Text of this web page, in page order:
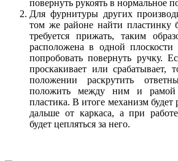
повернуть рукоять в нормальное
Для фурнитуры других
том же районе найти пластинку
требуется прижать, таким
расположена в одной
попробовать повернуть ручку.
проскакивает или
положении раскрутить
положить между ним и рамой
пластика. В итоге механизм будет
дальше от каркаса, а при
будет цепляться за него.